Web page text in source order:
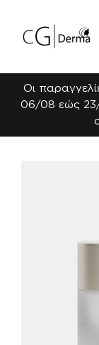
Οι
06/08 εώς